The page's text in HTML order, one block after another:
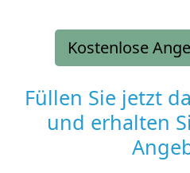
Kostenlose
Füllen Sie jetzt
und erhalten